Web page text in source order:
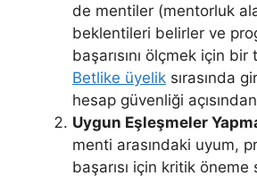
de mentiler (mentorluk
beklentileri belirler ve
başarısını ölçmek için
Betlike üyelik sırasında
hesap güvenliği
Uygun Eşleşmeler
menti arasındaki uyum,
başarısı için kritik öneme